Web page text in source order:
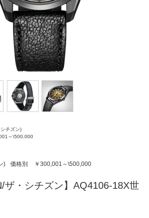
チズン)
～\500,000
) 価格別 ￥300,001～\500,000
ザ・シチズン】AQ4106-18X世